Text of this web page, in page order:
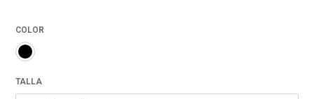
COLOR
TALLA